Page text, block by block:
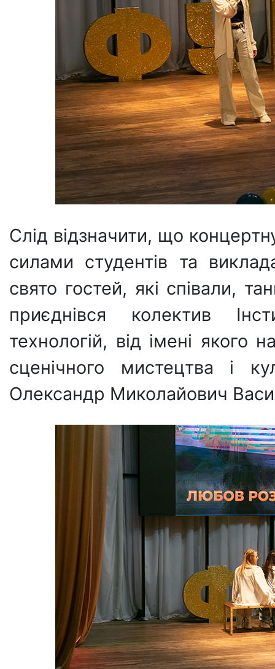
Слід відзначити, що
силами студентів та
свято гостей, які співали,
приєднівся колектив
технологій, від імені якого
сценічного мистецтва і
Олександр Миколайович